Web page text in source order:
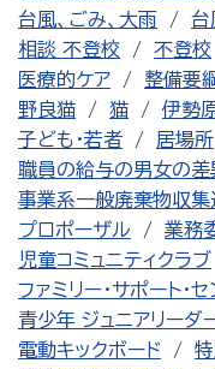
台風、ごみ、大雨
台
相談 不登校
不登校
医療的ケア
整備要
野良猫
猫
伊勢
子ども・若者
居場所
職員の給与の男女の差
事業系一般廃棄物収集
プロポーザル
業務
児童コミュニティクラブ
ファミリー・サポート・
青少年 ジュニアリーダ
電動キックボード